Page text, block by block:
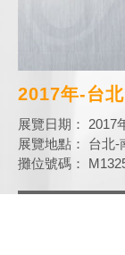
2017年-台
展覽日期： 2017
展覽地點： 台北-
攤位號碼：